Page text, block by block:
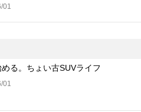
01
る。ちょい古SUVライフ
01